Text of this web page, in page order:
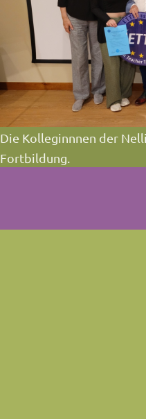
Die Kolleginnnen der
Fortbildung.